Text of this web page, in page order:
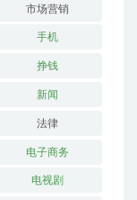
市场营销
手机
挣钱
新闻
法律
电子商务
电视剧